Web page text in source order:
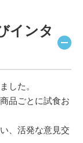
インタ
した。
品ごとに試食お
、活発な意見交